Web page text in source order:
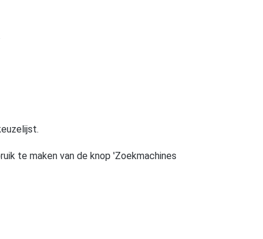
te maken van de knop 'Zoekmachines